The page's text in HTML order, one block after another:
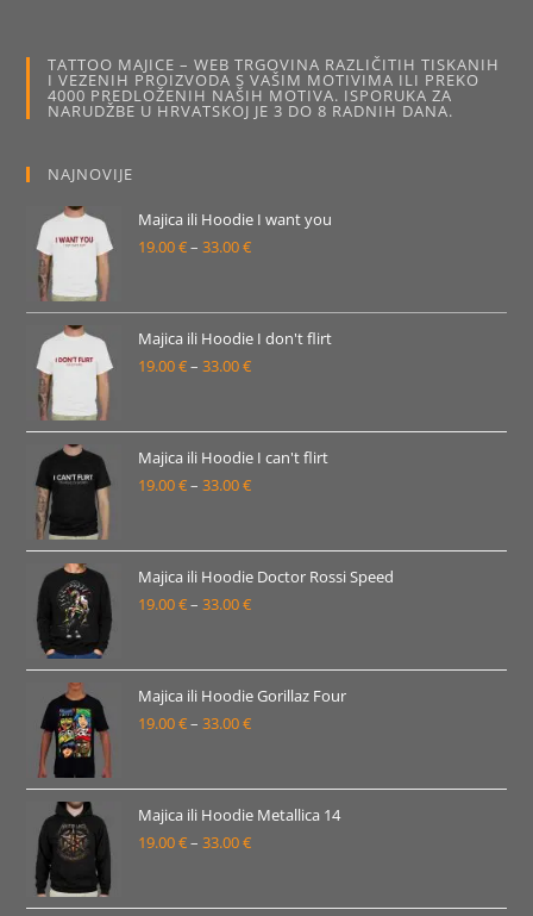
odabrati
na
stranici
proizvoda
TATTOO MAJICE – WEB TRGOVINA RAZLIČITIH TISKANIH
I VEZENIH PROIZVODA S VAŠIM MOTIVIMA ILI PREKO
4000 PREDLOŽENIH NAŠIH MOTIVA. ISPORUKA ZA
NARUDŽBE U HRVATSKOJ JE 3 DO 8 RADNIH DANA.
NAJNOVIJE
Majica ili Hoodie I want you
19.00€– 33.00€Raspon
od
19.00 €
do
Majica ili Hoodie I don't flirt
19.00€– 33.00€Raspon
od
19.00 €
do
Majica ili Hoodie I can't flirt
19.00€– 33.00€Raspon
od
19.00 €
do
Majica ili Hoodie Doctor Rossi Speed
19.00€– 33.00€Raspon
od
19.00 €
do
Majica ili Hoodie Gorillaz Four
19.00€– 33.00€Raspon
od
19.00 €
do
Majica ili Hoodie Metallica 14
19.00€– 33.00€Raspon
od